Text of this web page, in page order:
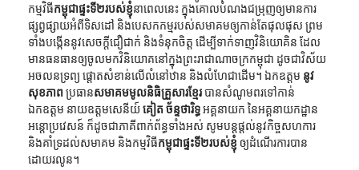
កម្មវិធីកម្ពុជាផ្ទះទី២របស់ខ្ញុំនាពេលនេះ ក្នុងគោលបំណងជម្រុញឲ្យមានការ
ផ្សព្វផ្សាយអំពីទិសដៅ និងបេសកកម្មរបស់សមាគមឲ្យកាន់តែផុលផុស ព្រម
ទាំងបង្កើននូវសេចក្ដីជឿជាក់ និងទំនុកចិត្ត ដើម្បីទាក់ទាញវិនិយោគិន ដែល
មានធនធានឲ្យចូលមកវិនិយោគនៅក្នុងព្រះរាជាណាចក្រកម្ពុជា ដូចជាវិស័យ
អចលនទ្រព្យ ផ្ដោតសំខាន់លើលំនៅឋាន និងលំហែជាដើម។ ឯកឧត្ដម នូវ
សុខភាព ប្រធានសមាគមមូលនិធិគ្រួសារខ្មែរ បានសំណូមពរទៅកាន់
ឯកឧត្ដម នាយឧត្ដមសេនីយ៍ គៀត ច័ន្ទថារិទ្ធ អគ្គនាយក នៃអគ្គនាយកដ្ឋាន
អន្តោប្រវេសន៍ ក៏ដូចជាភាគីពាក់ព័ន្ធទាំងអស់ សូមបន្តផ្ដល់នូវកិច្ចសហការ
និងគាំទ្រដល់សមាគម និងកម្មវិធីកម្ពុជាផ្ទះទី២របស់ខ្ញុំ ឲ្យដំណើរការបាន
ដោយរលូន។